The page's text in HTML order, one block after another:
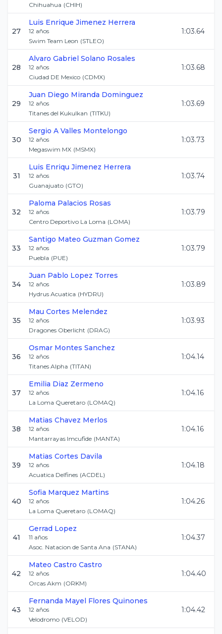
Chihuahua (CHIH)
27
Luis Enrique Jimenez Herrera
12 años
Swim Team Leon (STLEO)
1:03.64
28
Alvaro Gabriel Solano Rosales
12 años
Ciudad DE Mexico (CDMX)
1:03.68
29
Juan Diego Miranda Dominguez
12 años
Titanes del Kukulkan (TITKU)
1:03.69
30
Sergio A Valles Montelongo
12 años
Megaswim MX (MSMX)
1:03.73
31
Luis Enriqu Jimenez Herrera
12 años
Guanajuato (GTO)
1:03.74
32
Paloma Palacios Rosas
12 años
Centro Deportivo La Loma (LOMA)
1:03.79
33
Santigo Mateo Guzman Gomez
12 años
Puebla (PUE)
1:03.79
34
Juan Pablo Lopez Torres
12 años
Hydrus Acuatica (HYDRU)
1:03.89
35
Mau Cortes Melendez
12 años
Dragones Oberlicht (DRAG)
1:03.93
36
Osmar Montes Sanchez
12 años
Titanes Alpha (TITAN)
1:04.14
37
Emilia Diaz Zermeno
12 años
La Loma Queretaro (LOMAQ)
1:04.16
38
Matias Chavez Merlos
12 años
Mantarrayas Imcufide (MANTA)
1:04.16
39
Matias Cortes Davila
12 años
Acuatica Delfines (ACDEL)
1:04.18
40
Sofia Marquez Martins
12 años
La Loma Queretaro (LOMAQ)
1:04.26
41
Gerrad Lopez
11 años
Asoc. Natacion de Santa Ana (STANA)
1:04.37
42
Mateo Castro Castro
12 años
Orcas Akm (ORKM)
1:04.40
43
Fernanda Mayel Flores Quinones
12 años
Velodromo (VELOD)
1:04.42